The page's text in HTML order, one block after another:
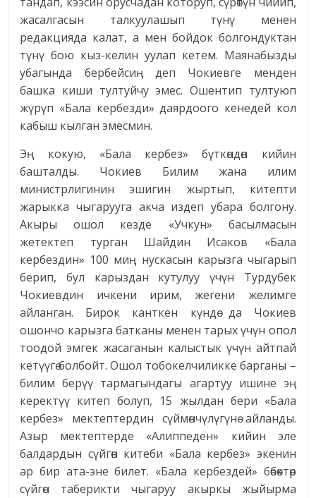
жасалгасын талкуулашып түнү менен
редакцияда калат, а мен бойдок болгондуктан
түнү бою кыз-келин уулап кетем. Маянабызды
убагында бербейсиң деп Чокиевге менден
башка киши тултуйчу эмес. Ошентип тултуюп
жүрүп «Бала кербезди» даярдоого кенедей кол
кабыш кылган эмесмин.
Эң кокую, «Бала кербез» бүткөндөн кийин
башталды. Чокиев Билим жана илим
министрлигинин эшигин жыртып, китепти
жарыкка чыгарууга акча издеп убара болгону.
Акыры ошол кезде «Учкун» басылмасын
жетектеп турган Шайдин Исаков «Бала
кербездин» 100 миң нускасын карызга чыгарып
берип, бул карыздан кутулуу үчүн Турдубек
Чокиевдин ичкени ирим, жегени желимге
айланган. Бирок канткен күндө да Чокиев
ошончо карызга батканы менен тарых үчүн опол
тоодой эмгек жасаганын калыстык үчүн айтпай
кетүүгө болбойт. Ошол тобокелчиликке барганы –
билим берүү тармагындагы агартуу ишине эң
керектүү китеп болуп, 15 жылдан бери «Бала
кербез» мектептердин сүймөнчүлүгүнө айланды.
Азыр мектептерде «Алиппеден» кийин эле
балдардын сүйгөн китеби «Бала кербез» экенин
ар бир ата-эне билет. «Бала кербездей» бөбөктөр
сүйгөн таберикти чыгаруу акыркы жыйырма